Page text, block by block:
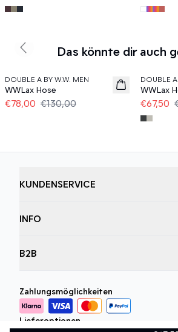
Das könnte dir auch
40%
DOUBLE A BY W.W. MEN
WWLax Hose
€78,00 €130,00
50%
DOUBLE
WWLax
€67,50
Previous slide
KUNDENSERVICE
INFO
B2B
Zahlungsmöglichkeiten
Lieferoptionen